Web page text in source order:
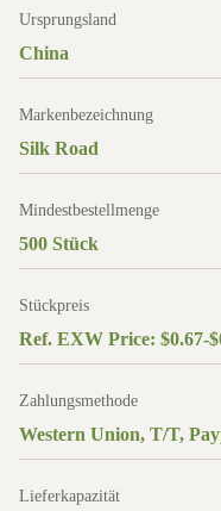
Ursprungsland
China
Markenbezeichnung
Silk Road
Mindestbestellmenge
500 Stück
Stückpreis
Ref. EXW Price: $0.67-
Zahlungsmethode
Western Union, T/T,
Lieferkapazität